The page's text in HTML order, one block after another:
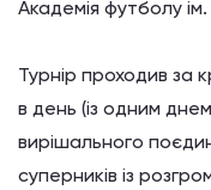
Академія футболу
Турнір проходив за
в день (із одним
вирішального
суперників із